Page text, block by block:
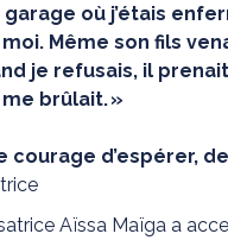
où j’étais
Même son fils
je refusais, il
brûlait. »
courage d’espérer,
Aïssa Maïga a